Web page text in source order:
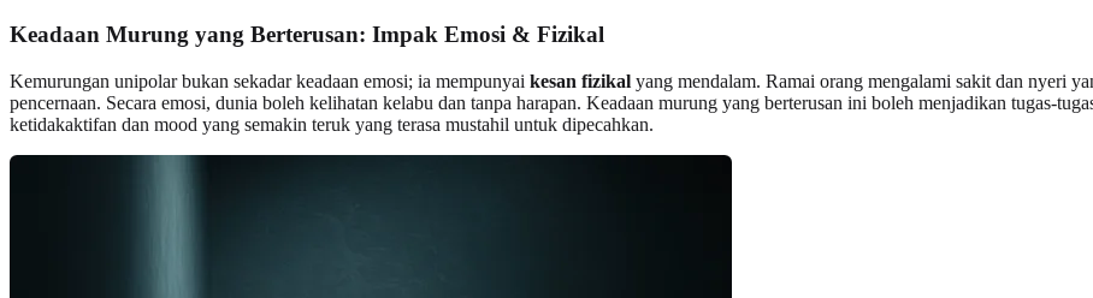
Keadaan Murung yang Berterusan: Impak Emosi & Fizikal
Kemurungan unipolar bukan sekadar keadaan emosi; ia mempunyai kesan fizikal yang mendalam. Ramai orang mengalami sakit dan nyeri
pencernaan. Secara emosi, dunia boleh kelihatan kelabu dan tanpa harapan. Keadaan murung yang berterusan ini boleh menjadikan tugas-
ketidakaktifan dan mood yang semakin teruk yang terasa mustahil untuk dipecahkan.